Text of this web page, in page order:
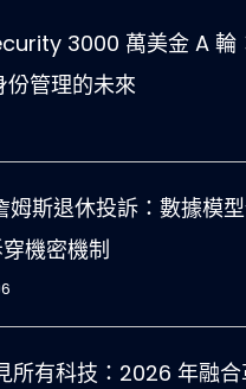
3000 萬美金 A 輪
管理的未來
姆斯退休投訴：數據模
機密機制
所有科技：2026 年融合